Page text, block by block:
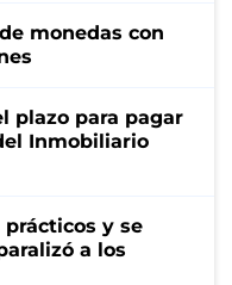
monedas con
plazo para pagar
Inmobiliario
prácticos y se
a los